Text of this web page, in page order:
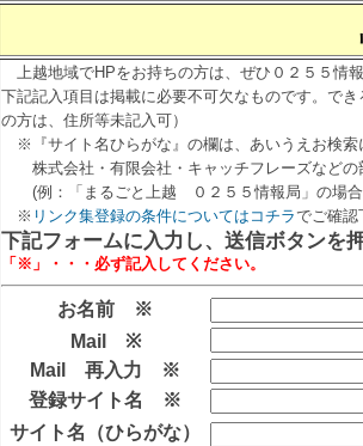
上越地域でHPをお持ちの方は、ぜひ０２５５情
下記記入項目は掲載に必要不可欠なものです。で
の方は、住所等未記入可）
※『サイト名ひらがな』の欄は、あいうえお検索
株式会社・有限会社・キャッチフレーズなどの
(例：「まるごと上越 ０２５５情報局」の場合
※ リンク集登録の条件についてはコチラでご確認
下記フォームに入力し、送信ボタンを
「※」・・・必ず記入してください。
お名前 ※
Mail ※
Mail 再入力 ※
登録サイト名 ※
サイト名（ひらがな）